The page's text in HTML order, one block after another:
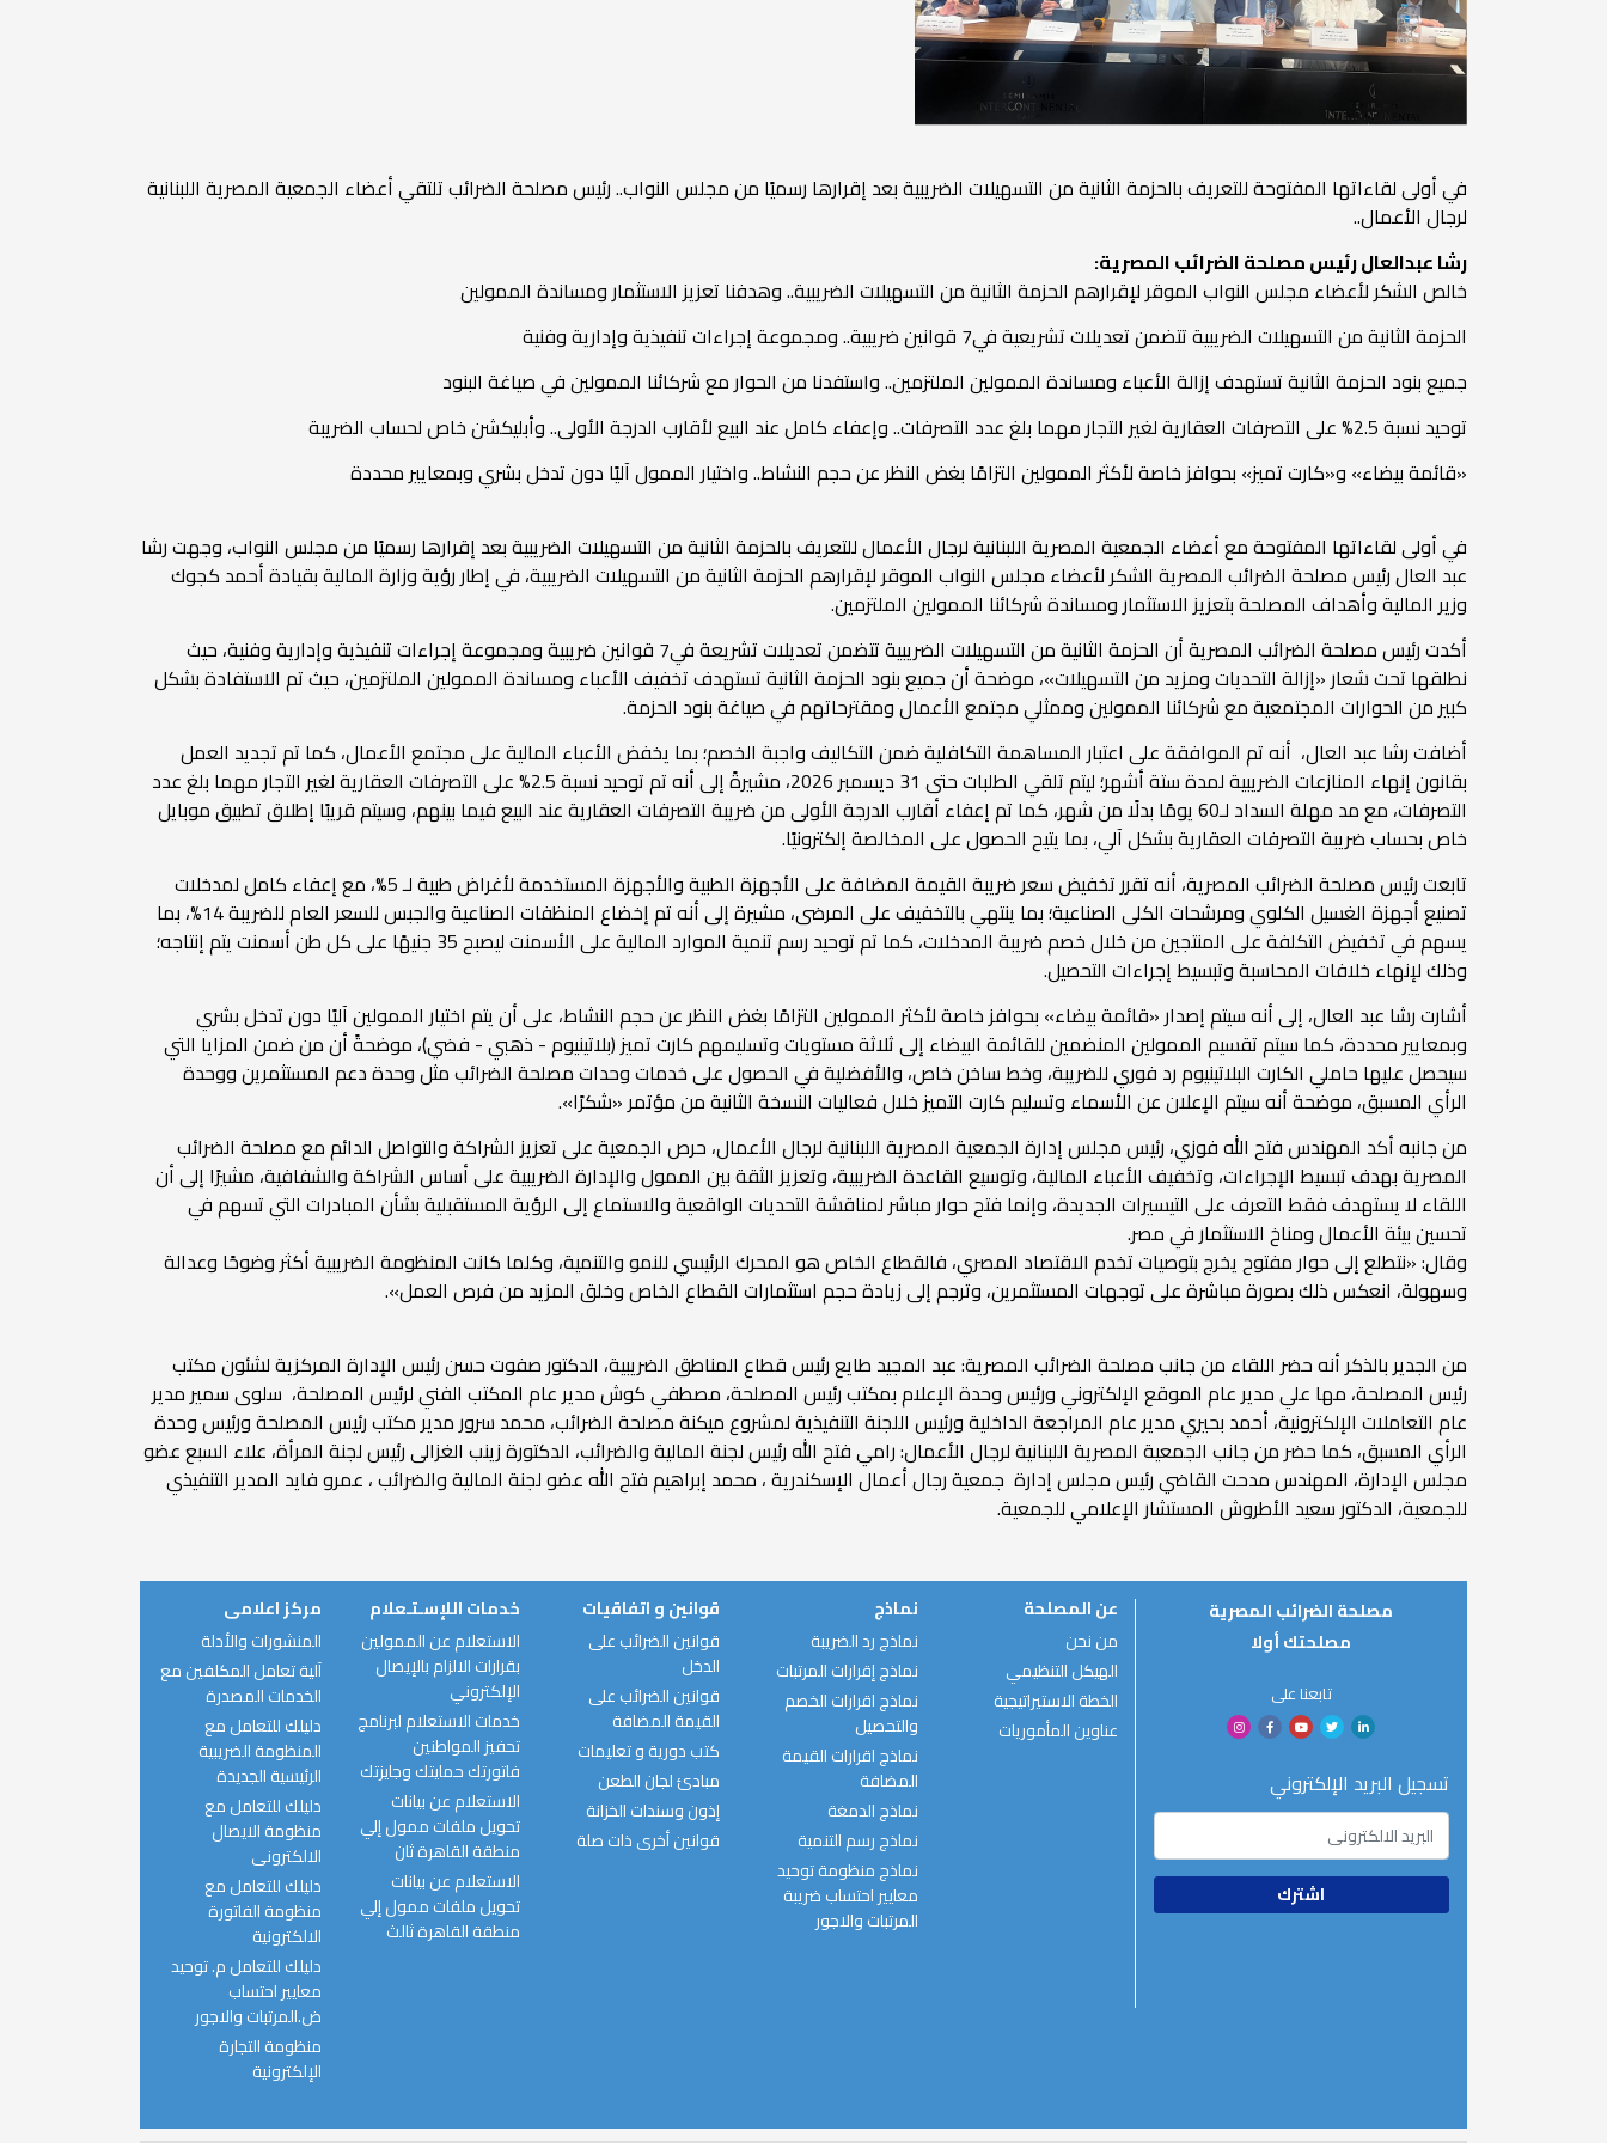
في أولى لقاءاتها المفتوحة للتعريف بالحزمة الثانية من التسهيلات الضريبية بعد إقرارها رسميًا من مجلس النواب.. رئيس مصلحة الضرائب تلتقي أعضاء الجمعية المصرية اللبنانية
لرجال الأعمال..
رشا عبدالعال رئيس مصلحة الضرائب المصرية:
خالص الشكر لأعضاء مجلس النواب الموقر لإقرارهم الحزمة الثانية من التسهيلات الضريبية.. وهدفنا تعزيز الاستثمار ومساندة الممولين
الحزمة الثانية من التسهيلات الضريبية تتضمن تعديلات تشريعية في7 قوانين ضريبية.. ومجموعة إجراءات تنفيذية وإدارية وفنية
جميع بنود الحزمة الثانية تستهدف إزالة الأعباء ومساندة الممولين الملتزمين.. واستفدنا من الحوار مع شركائنا الممولين في صياغة البنود
توحيد نسبة 2.5% على التصرفات العقارية لغير التجار مهما بلغ عدد التصرفات.. وإعفاء كامل عند البيع لأقارب الدرجة الأولى.. وأبليكشن خاص لحساب الضريبة
«قائمة بيضاء» و«كارت تميز» بحوافز خاصة لأكثر الممولين التزامًا بغض النظر عن حجم النشاط.. واختيار الممول آليًا دون تدخل بشري وبمعايير محددة
في أولى لقاءاتها المفتوحة مع أعضاء الجمعية المصرية اللبنانية لرجال الأعمال للتعريف بالحزمة الثانية من التسهيلات الضريبية بعد إقرارها رسميًا من مجلس النواب، وجهت رشا
عبد العال رئيس مصلحة الضرائب المصرية الشكر لأعضاء مجلس النواب الموقر لإقرارهم الحزمة الثانية من التسهيلات الضريبية، في إطار رؤية وزارة المالية بقيادة أحمد كجوك
وزير المالية وأهداف المصلحة بتعزيز الاستثمار ومساندة شركائنا الممولين الملتزمين.
أكدت رئيس مصلحة الضرائب المصرية أن الحزمة الثانية من التسهيلات الضريبية تتضمن تعديلات تشريعة في7 قوانين ضريبية ومجموعة إجراءات تنفيذية وإدارية وفنية، حيث
نطلقها تحت شعار «إزالة التحديات ومزيد من التسهيلات»، موضحة أن جميع بنود الحزمة الثانية تستهدف تخفيف الأعباء ومساندة الممولين الملتزمين، حيث تم الاستفادة بشكل
كبير من الحوارات المجتمعية مع شركائنا الممولين وممثلي مجتمع الأعمال ومقترحاتهم في صياغة بنود الحزمة.
أضافت رشا عبد العال، أنه تم الموافقة على اعتبار المساهمة التكافلية ضمن التكاليف واجبة الخصم؛ بما يخفض الأعباء المالية على مجتمع الأعمال، كما تم تجديد العمل
بقانون إنهاء المنازعات الضريبية لمدة ستة أشهر؛ ليتم تلقي الطلبات حتى 31 ديسمبر 2026، مشيرةً إلى أنه تم توحيد نسبة 2.5% على التصرفات العقارية لغير التجار مهما بلغ عدد
التصرفات، مع مد مهلة السداد لـ60 يومًا بدلًا من شهر، كما تم إعفاء أقارب الدرجة الأولى من ضريبة التصرفات العقارية عند البيع فيما بينهم، وسيتم قريبًا إطلاق تطبيق موبايل
خاص بحساب ضريبة التصرفات العقارية بشكل آلي، بما يتيح الحصول على المخالصة إلكترونيًا.
تابعت رئيس مصلحة الضرائب المصرية، أنه تقرر تخفيض سعر ضريبة القيمة المضافة على الأجهزة الطبية والأجهزة المستخدمة لأغراض طبية لـ 5%، مع إعفاء كامل لمدخلات
تصنيع أجهزة الغسيل الكلوي ومرشحات الكلى الصناعية؛ بما ينتهي بالتخفيف على المرضى، مشيرة إلى أنه تم إخضاع المنظفات الصناعية والجبس للسعر العام للضريبة 14%، بما
يسهم في تخفيض التكلفة على المنتجين من خلال خصم ضريبة المدخلات، كما تم توحيد رسم تنمية الموارد المالية على الأسمنت ليصبح 35 جنيهًا على كل طن أسمنت يتم إنتاجه؛
وذلك لإنهاء خلافات المحاسبة وتبسيط إجراءات التحصيل.
أشارت رشا عبد العال، إلى أنه سيتم إصدار «قائمة بيضاء» بحوافز خاصة لأكثر الممولين التزامًا بغض النظر عن حجم النشاط، على أن يتم اختيار الممولين آليًا دون تدخل بشري
وبمعايير محددة، كما سيتم تقسيم الممولين المنضمين للقائمة البيضاء إلى ثلاثة مستويات وتسليمهم كارت تميز (بلاتينيوم - ذهبي - فضي)، موضحةً أن من ضمن المزايا التي
سيحصل عليها حاملي الكارت البلاتينيوم رد فوري للضريبة، وخط ساخن خاص، والأفضلية في الحصول على خدمات وحدات مصلحة الضرائب مثل وحدة دعم المستثمرين ووحدة
الرأي المسبق، موضحة أنه سيتم الإعلان عن الأسماء وتسليم كارت التميز خلال فعاليات النسخة الثانية من مؤتمر «شكرًا».
من جانبه أكد المهندس فتح الله فوزي، رئيس مجلس إدارة الجمعية المصرية اللبنانية لرجال الأعمال، حرص الجمعية على تعزيز الشراكة والتواصل الدائم مع مصلحة الضرائب
المصرية بهدف تبسيط الإجراءات، وتخفيف الأعباء المالية، وتوسيع القاعدة الضريبية، وتعزيز الثقة بين الممول والإدارة الضريبية على أساس الشراكة والشفافية، مشيرًا إلى أن
اللقاء لا يستهدف فقط التعرف على التيسيرات الجديدة، وإنما فتح حوار مباشر لمناقشة التحديات الواقعية والاستماع إلى الرؤية المستقبلية بشأن المبادرات التي تسهم في
تحسين بيئة الأعمال ومناخ الاستثمار في مصر.
وقال: «نتطلع إلى حوار مفتوح يخرج بتوصيات تخدم الاقتصاد المصري، فالقطاع الخاص هو المحرك الرئيسي للنمو والتنمية، وكلما كانت المنظومة الضريبية أكثر وضوحًا وعدالة
وسهولة، انعكس ذلك بصورة مباشرة على توجهات المستثمرين، وترجم إلى زيادة حجم استثمارات القطاع الخاص وخلق المزيد من فرص العمل».
من الجدير بالذكر أنه حضر اللقاء من جانب مصلحة الضرائب المصرية: عبد المجيد طايع رئيس قطاع المناطق الضريبية، الدكتور صفوت حسن رئيس الإدارة المركزية لشئون مكتب
رئيس المصلحة، مها علي مدير عام الموقع الإلكتروني ورئيس وحدة الإعلام بمكتب رئيس المصلحة، مصطفي كوش مدير عام المكتب الفني لرئيس المصلحة، سلوى سمير مدير
عام التعاملات الإلكترونية، أحمد بحيري مدير عام المراجعة الداخلية ورئيس اللجنة التنفيذية لمشروع ميكنة مصلحة الضرائب، محمد سرور مدير مكتب رئيس المصلحة ورئيس وحدة
الرأي المسبق، كما حضر من جانب الجمعية المصرية اللبنانية لرجال الأعمال: رامي فتح الله رئيس لجنة المالية والضرائب، الدكتورة زينب الغزالى رئيس لجنة المرأة، علاء السبع عضو
مجلس الإدارة، المهندس مدحت القاضي رئيس مجلس إدارة جمعية رجال أعمال الإسكندرية ، محمد إبراهيم فتح الله عضو لجنة المالية والضرائب ، عمرو فايد المدير التنفيذي
للجمعية، الدكتور سعيد الأطروش المستشار الإعلامي للجمعية.
مصلحة الضرائب المصرية
مصلحتك أولا
تابعنا على
تسجيل البريد الإلكتروني
عن المصلحة
من نحن
الهيكل التنظيمي
الخطة الاستيراتيجية
عناوين المأموريات
نماذج
نماذج رد الضريبة
نماذج إقرارات المرتبات
نماذج اقرارات الخصم
والتحصيل
نماذج اقرارات القيمة
المضافة
نماذج الدمغة
نماذج رسم التنمية
نماذج منظومة توحيد
معايير احتساب ضريبة
المرتبات والاجور
قوانين و اتفاقيات
قوانين الضرائب على
الدخل
قوانين الضرائب على
القيمة المضافة
كتب دورية و تعليمات
مبادئ لجان الطعن
إذون وسندات الخزانة
قوانين أخرى ذات صلة
خدمات اللإسـتـعلام
الاستعلام عن الممولين
بقرارات الالزام بالإيصال
الإلكتروني
خدمات الاستعلام لبرنامج
تحفيز المواطنين
فاتورتك حمايتك وجايزتك
الاستعلام عن بيانات
تحويل ملفات ممول إلي
منطقة القاهرة ثان
الاستعلام عن بيانات
تحويل ملفات ممول إلي
منطقة القاهرة ثالث
مركز اعلامى
المنشورات والأدلة
آلية تعامل المكلفين مع
الخدمات المصدرة
دليلك للتعامل مع
المنظومة الضريبية
الرئيسية الجديدة
دليلك للتعامل مع
منظومة الايصال
الالكترونى
دليلك للتعامل مع
منظومة الفاتورة
الالكترونية
دليلك للتعامل م. توحيد
معايير احتساب
ض.المرتبات والاجور
منظومة التجارة
الإلكترونية